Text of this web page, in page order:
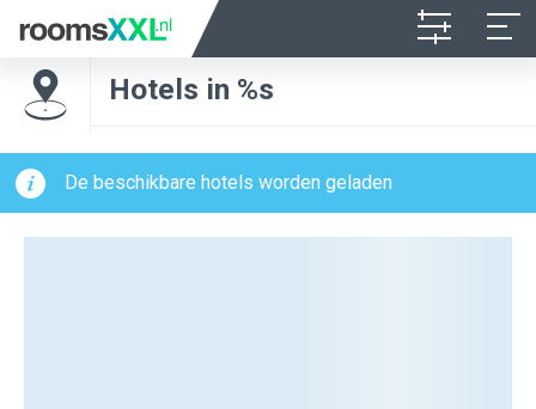
Hotels in %s
De beschikbare hotels worden geladen